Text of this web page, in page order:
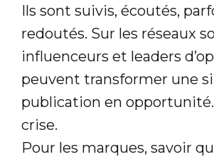
Ils sont suivis, écoutés,
redoutés. Sur les réseaux
influenceurs et leaders
peuvent transformer une
publication en
crise.
Pour les marques, savoir